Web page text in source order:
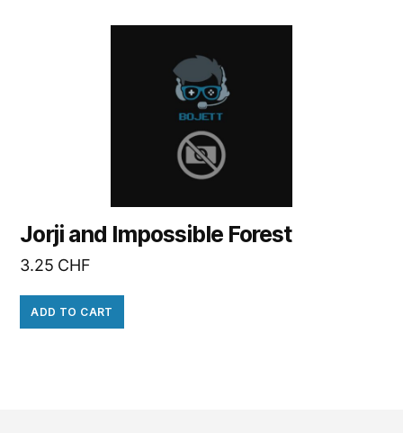
Jorji and Impossible Forest
3.25 CHF
ADD TO CART